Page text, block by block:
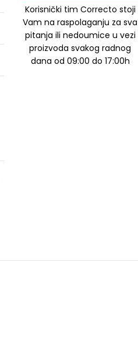
Korisnički tim Correcto stoji
Vam na raspolaganju za sva
pitanja ili nedoumice u vezi
proizvoda svakog radnog
dana od 09:00 do 17:00h